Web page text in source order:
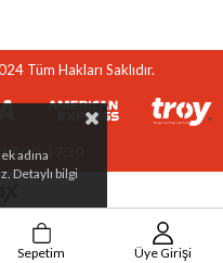
Tüm Hakları Saklıdır.
08:30-17:30
adına
Detaylı bilgi
Sepetim Üye Girişi